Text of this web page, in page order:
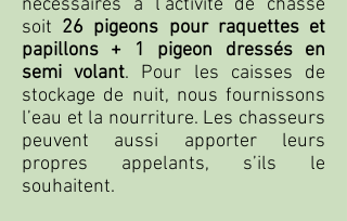
nécessaires à l’activité de chasse
soit 26 pigeons pour raquettes et
papillons + 1 pigeon dressés en
semi volant. Pour les caisses de
stockage de nuit, nous fournissons
l’eau et la nourriture. Les chasseurs
peuvent aussi apporter leurs
propres appelants, s’ils le
souhaitent.